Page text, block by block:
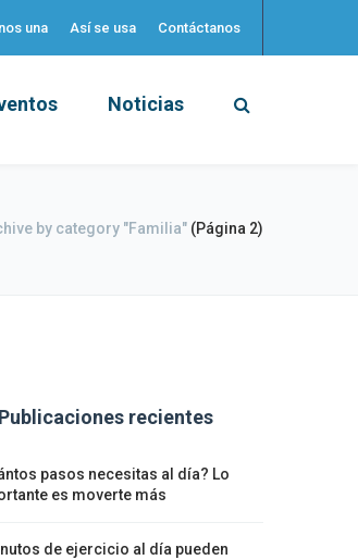
una Así se usa Contáctanos
Noticias
by category "Familia" (Página 2)
Publicaciones recientes
pasos necesitas al día? Lo
es moverte más
de ejercicio al día pueden